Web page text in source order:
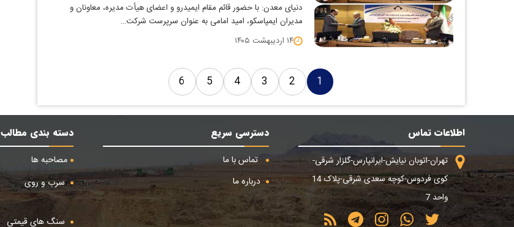
دنیای معدن: با حضور قائم مقام ایمیدرو و اعضای هیأت مدیره، معاونان و
مدیران ایمپاسکو، امید امامی به عنوان سرپرست شرکت…
۱۴ اردیبهشت ۱۴۰۵
1
2
3
4
5
6
اطلاعات تماس
تهران-اتوبان نیایش-ایرانپارس-گلزار شرقی-
کوی فردوس-کوچه سعدی شرقی-پلاک 14
واحد 7
دسترسی سریع
تماس با ما
درباره ما
دسته بندی مطالب
مصاحبه ها
سرب و روی
سنگ های قیمتی